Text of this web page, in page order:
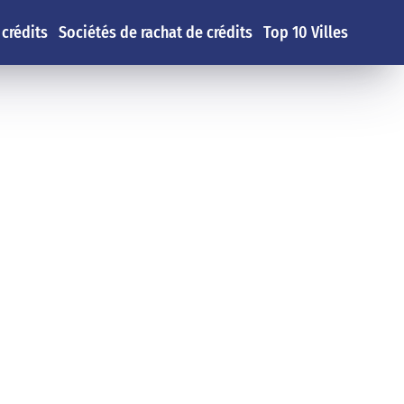
Sociétés de rachat de crédits Top 10 Villes